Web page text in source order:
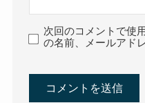
次回のコメントで使
の名前、メールアド